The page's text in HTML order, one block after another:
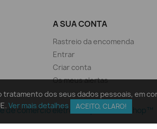
A SUA CONTA
Rastreio da encomenda
Entrar
Criar conta
Os meus alertas
dos seus dados pessoais, em
Ver mais detalhes ACEITO, CLARO!
de comércio eletrónico por PrestaShop™